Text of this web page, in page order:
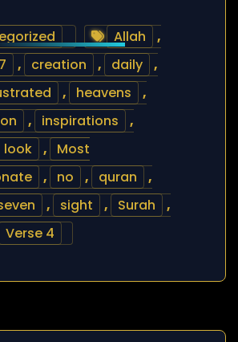
Allah
,
, creation , daily
,
, heavens
,
, inspirations
,
look ,
Most
, no , quran
,
, sight , Surah
,
Verse 4